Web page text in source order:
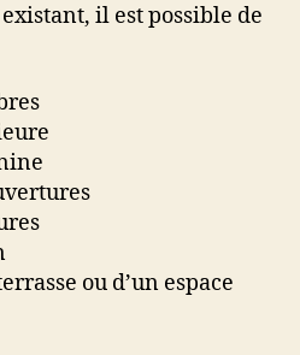
il est possible de
ou d’un espace